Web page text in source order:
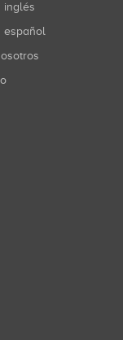
inglés
español